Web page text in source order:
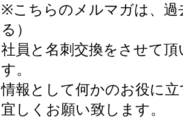
※こちらのメルマガは、過
る）
社員と名刺交換をさせて
す。
情報として何かのお役に
宜しくお願い致します。